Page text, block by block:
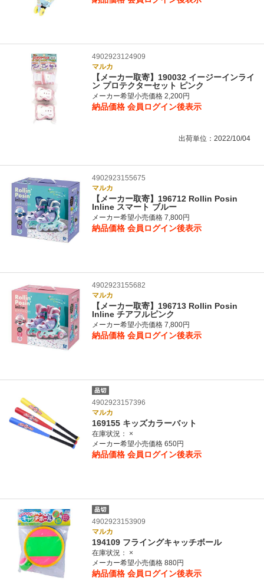
4902923124909
マルカ
【メーカー取寄】190032 イージーインライ
ン プロテクターセット ピンク
メーカー希望小売価格 2,200円
納品価格 会員ログイン後表示
出荷単位：2022/10/04
4902923155675
マルカ
【メーカー取寄】196712 Rollin Posin
Inline スマート ブルー
メーカー希望小売価格 7,800円
納品価格 会員ログイン後表示
4902923155682
マルカ
【メーカー取寄】196713 Rollin Posin
Inline チアフルピンク
メーカー希望小売価格 7,800円
納品価格 会員ログイン後表示
4902923157396
マルカ
169155 キッズカラーバット
在庫状況：
×
メーカー希望小売価格 650円
納品価格 会員ログイン後表示
4902923153909
マルカ
194109 フライングキャッチボール
在庫状況：
×
メーカー希望小売価格 880円
納品価格 会員ログイン後表示